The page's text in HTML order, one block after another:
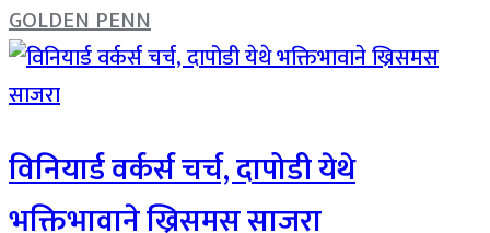
GOLDEN PENN
विनियार्ड वर्कर्स चर्च, दापोडी येथे
भक्तिभावाने ख्रिसमस साजरा